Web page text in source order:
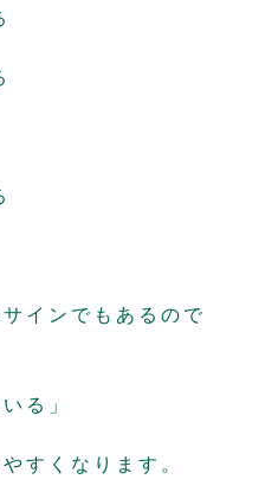
インでもあるので
る」
すくなります。